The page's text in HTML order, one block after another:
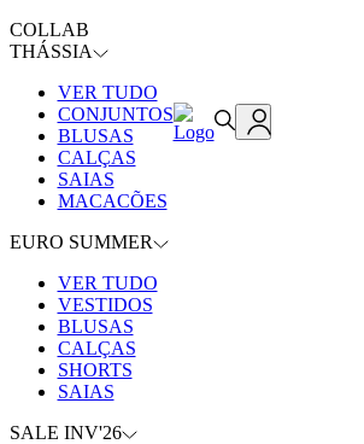
COLLAB
THÁSSIA
VER TUDO
CONJUNTOS
BLUSAS
CALÇAS
SAIAS
MACACÕES
EURO SUMMER
VER TUDO
VESTIDOS
BLUSAS
CALÇAS
SHORTS
SAIAS
SALE INV'26